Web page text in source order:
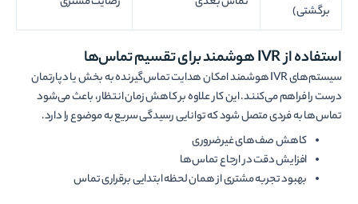
برگشتی)
استفاده از IVR هوشمند برای تقسیم تماس‌ها
سیستم‌های IVR هوشمند امکان هدایت تماس‌گیرنده به بخش یا دپارتمان
درست را فراهم می‌کنند. این کار علاوه بر کاهش زمان انتظار، باعث می‌شود
تماس‌ها به فردی متصل شود که توانایی رسیدگی سریع به موضوع را دارد.
کاهش صف‌های غیرضروری
افزایش دقت در ارجاع تماس‌ها
بهبود تجربه مشتری از همان لحظه ابتدایی برقراری تماس